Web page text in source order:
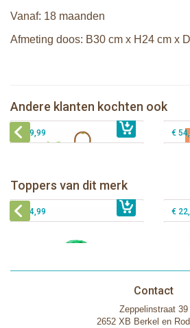
Vanaf: 18 maanden
Afmeting doos: B30 cm x H24 cm x
Andere klanten kochten ook
€ 45,99
Klorofil speelset de Safari Jeep
€ 29,99 €
Toppers van dit merk
€ 54,99
Klorofil speelset de Magische
Speelboom
€ 54,99 €
Contact
Zeppelinstraat 39
2652 XB Berkel en